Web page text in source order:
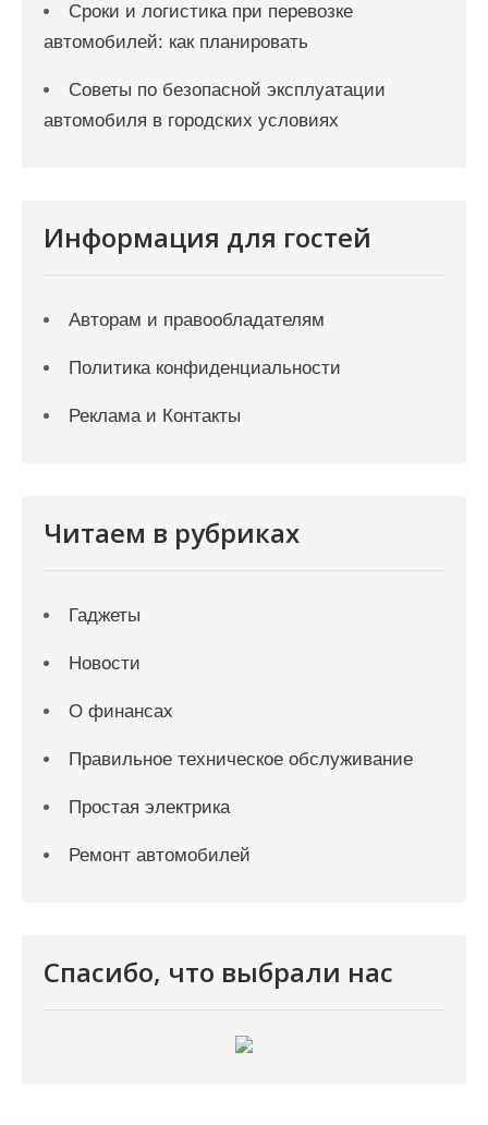
Сроки и логистика при перевозке
автомобилей: как планировать
Советы по безопасной эксплуатации
автомобиля в городских условиях
Информация для гостей
Авторам и правообладателям
Политика конфиденциальности
Реклама и Контакты
Читаем в рубриках
Гаджеты
Новости
О финансах
Правильное техническое обслуживание
Простая электрика
Ремонт автомобилей
Спасибо, что выбрали нас